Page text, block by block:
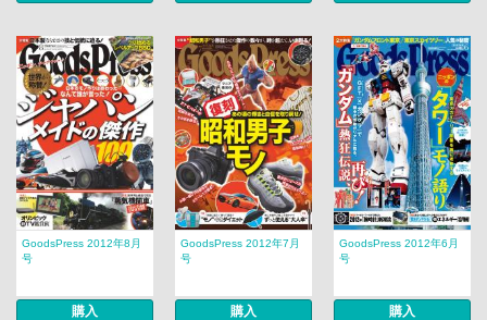
GoodsPress 2012年8月
号
購入
GoodsPress 2012年7月
号
購入
GoodsPress 2012年6月
号
購入